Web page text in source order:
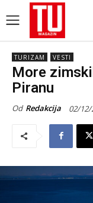
TURIZAM VESTI
More
Piranu
Od Redakcija 02/12/